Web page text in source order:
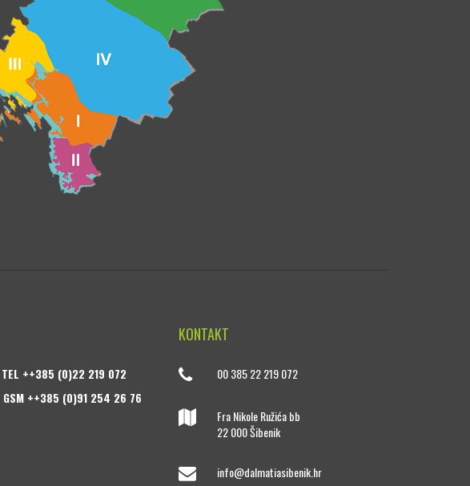
TEL ++385 (0)22 219 072
GSM ++385 (0)91 254 26 76
KONTAKT
00 385 22 219 072
Fra Nikole Ružića bb
22 000 Šibenik
info@dalmatiasibenik.hr